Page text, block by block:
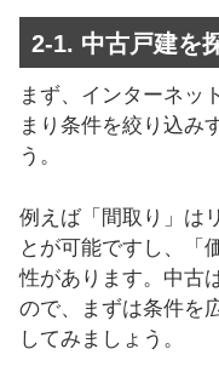
2-1. 中古戸建を
まず、インターネッ
まり条件を絞り込み
う。
例えば「間取り」は
とが可能ですし、「
性があります。中古
ので、まずは条件を
してみましょう。